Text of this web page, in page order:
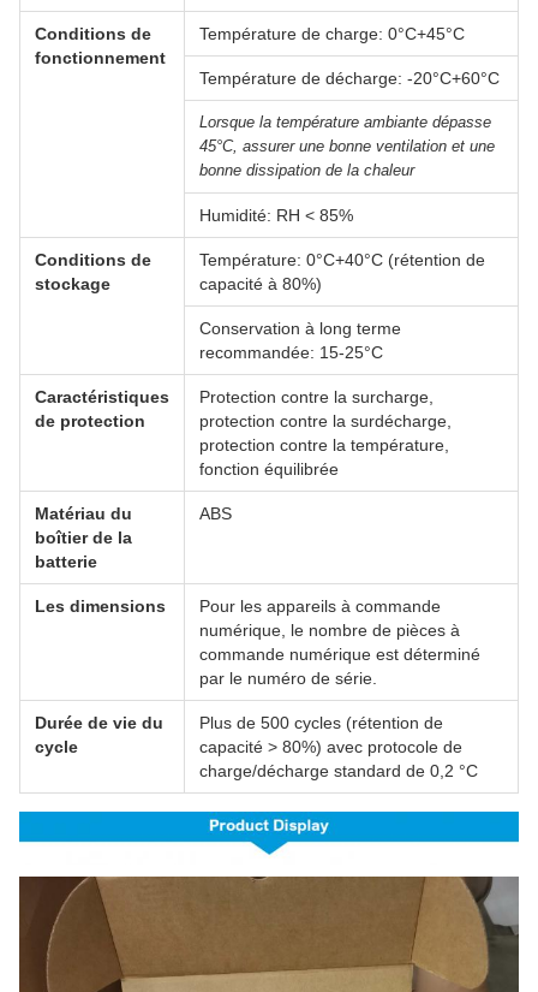
Conditions de
fonctionnement
Température de charge: 0°C+45°C
Température de décharge: -20°C+60°C
Lorsque la température ambiante dépasse
45°C, assurer une bonne ventilation et une
bonne dissipation de la chaleur
Humidité: RH < 85%
Conditions de
stockage
Température: 0°C+40°C (rétention de
capacité à 80%)
Conservation à long terme
recommandée: 15-25°C
Caractéristiques
de protection
Protection contre la surcharge,
protection contre la surdécharge,
protection contre la température,
fonction équilibrée
Matériau du
boîtier de la
batterie
ABS
Les dimensions
Pour les appareils à commande
numérique, le nombre de pièces à
commande numérique est déterminé
par le numéro de série.
Durée de vie du
cycle
Plus de 500 cycles (rétention de
capacité > 80%) avec protocole de
charge/décharge standard de 0,2 °C